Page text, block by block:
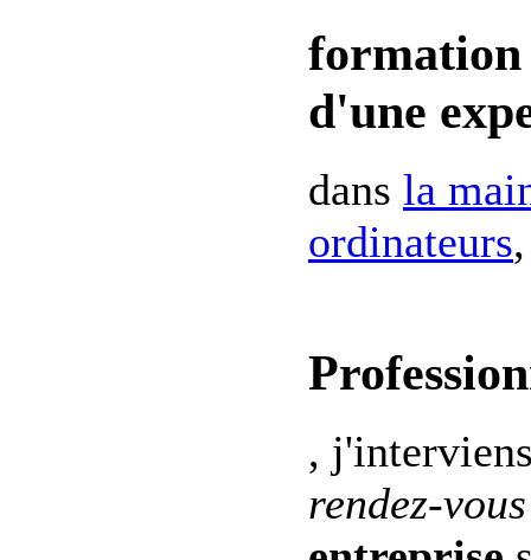
formation
d'une
dans la
ordinateurs
,
rendez-